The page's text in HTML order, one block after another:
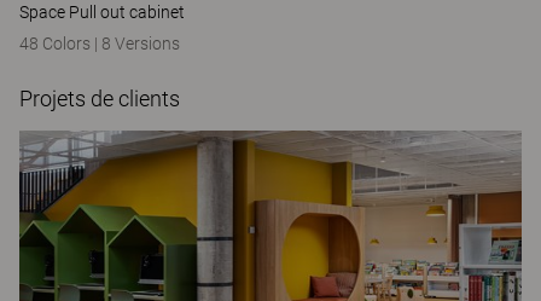
Space Pull out cabinet
48 Colors | 8 Versions
Projets de clients